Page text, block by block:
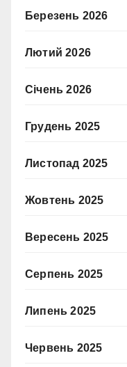
Березень 2026
Лютий 2026
Січень 2026
Грудень 2025
Листопад 2025
Жовтень 2025
Вересень 2025
Серпень 2025
Липень 2025
Червень 2025